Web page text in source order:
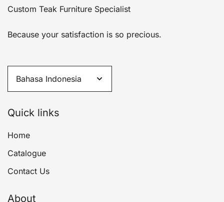
Custom Teak Furniture Specialist
Because your satisfaction is so precious.
Quick links
Home
Catalogue
Contact Us
About